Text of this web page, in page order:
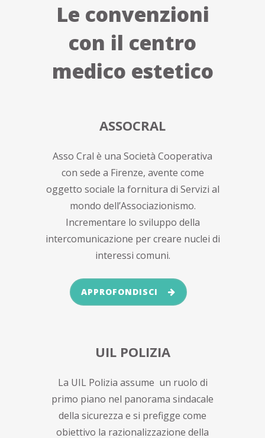
Le convenzioni
con il centro
medico estetico
ASSOCRAL
Asso Cral è una Società Cooperativa
con sede a Firenze, avente come
oggetto sociale la fornitura di Servizi al
mondo dell’Associazionismo.
Incrementare lo sviluppo della
intercomunicazione per creare nuclei di
interessi comuni.
APPROFONDISCI
UIL POLIZIA
La UIL Polizia assume un ruolo di
primo piano nel panorama sindacale
della sicurezza e si prefigge come
obiettivo la razionalizzazione della